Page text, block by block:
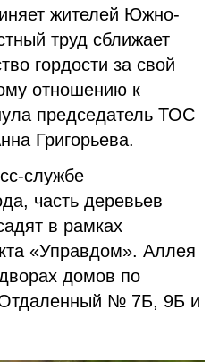
жителей Южно-
труд сближает
гордости за свой
отношению к
председатель ТОС
Григорьева.
службе
часть деревьев
в рамках
«Управдом». Аллея
домов по
№ 7Б, 9Б и